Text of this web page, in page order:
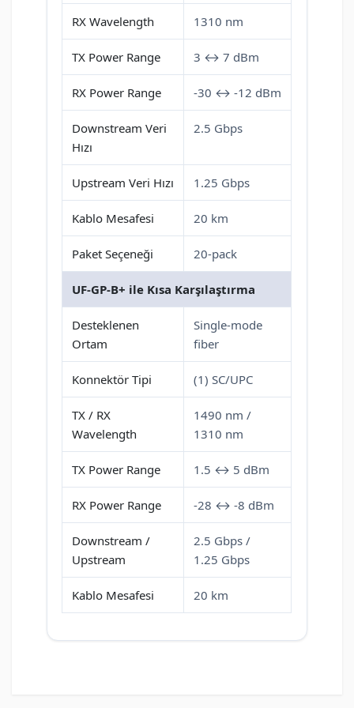
RX Wavelength 1310 nm
TX Power Range 3 ↔ 7 dBm
RX Power Range -30 ↔ -12 dBm
Downstream Veri
Hızı
2.5 Gbps
Upstream Veri Hızı 1.25 Gbps
Kablo Mesafesi 20 km
Paket Seçeneği 20-pack
UF-GP-B+ ile Kısa Karşılaştırma
Desteklenen
Ortam
Single-mode
fiber
Konnektör Tipi (1) SC/UPC
TX / RX
Wavelength
1490 nm /
1310 nm
TX Power Range 1.5 ↔ 5 dBm
RX Power Range -28 ↔ -8 dBm
Downstream /
Upstream
2.5 Gbps /
1.25 Gbps
Kablo Mesafesi 20 km